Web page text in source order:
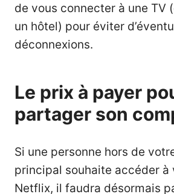
de vous connecter à une TV
un hôtel) pour éviter
déconnexions.
Le prix à payer
partager son
Si une personne hors de
principal souhaite accéder à
Netflix, il faudra désormais